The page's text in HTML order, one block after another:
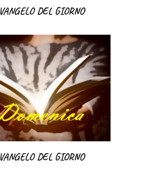
VANGELO DEL GIORNO
VANGELO DEL GIORNO